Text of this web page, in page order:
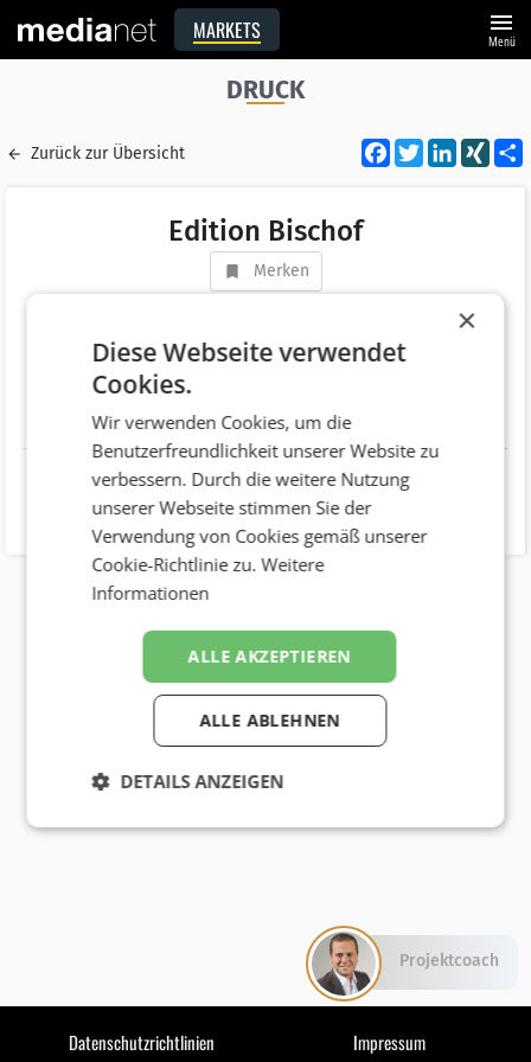
MARKETS menu
Menü
DRUCK
Zurück zur Übersicht Facebook
Twitter XING
Edition Bischof
Merken
AT 6832 Zwischenwasser
Telefonnummer
Website http://www.e-b.at
Datenschutzrichtlinien Impressum
×
Diese Webseite verwendet
Cookies.
Wir verwenden Cookies, um die
Benutzerfreundlichkeit unserer Website zu
verbessern. Durch die weitere Nutzung
unserer Webseite stimmen Sie der
Verwendung von Cookies gemäß unserer
Cookie-Richtlinie zu.Weitere
Informationen
ALLE AKZEPTIEREN
ALLE ABLEHNEN
DETAILS ANZEIGEN
Projektcoach